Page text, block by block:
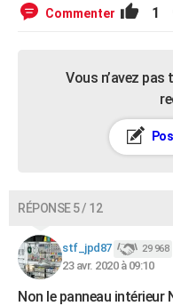
Commenter 1
Vous n’avez pas
RÉPONSE 5 / 12
stf_jpd87 29 968
23 avr. 2020 à 09:10
Non le panneau intérieur